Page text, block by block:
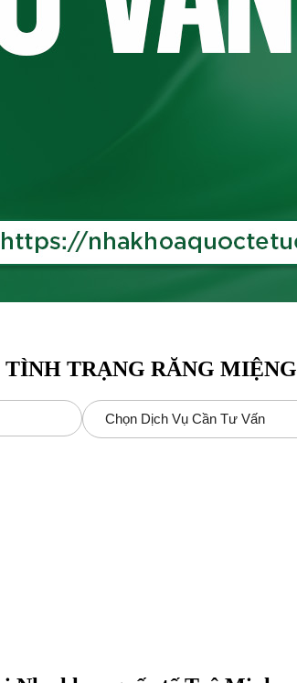
TRẠNG RĂNG MIỆNG